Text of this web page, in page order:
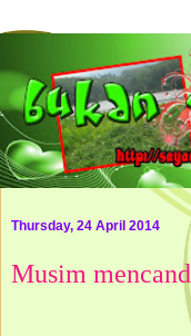
Thursday, 24 April 2014
Musim